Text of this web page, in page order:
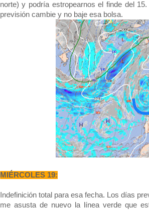
norte) y podría estropearnos el finde del
previsión cambie y no baje esa bolsa.
MIÉRCOLES 19:
Indefinición total para esa fecha. Los días
me asusta de nuevo la línea verde que